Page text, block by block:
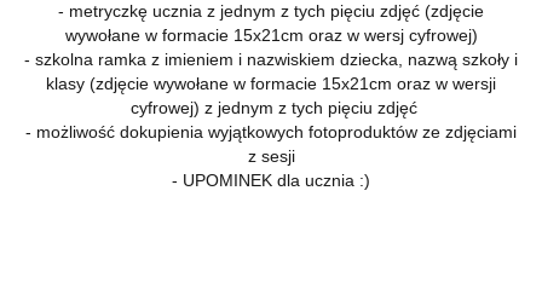
- metryczkę ucznia z jednym z tych pięciu zdjęć (zdjęcie
wywołane w formacie 15x21cm oraz w wersj cyfrowej)
- szkolna ramka z imieniem i nazwiskiem dziecka, nazwą szkoły i
klasy (zdjęcie wywołane w formacie 15x21cm oraz w wersji
cyfrowej) z jednym z tych pięciu zdjęć
- możliwość dokupienia wyjątkowych fotoproduktów ze zdjęciami
z sesji
- UPOMINEK dla ucznia :)